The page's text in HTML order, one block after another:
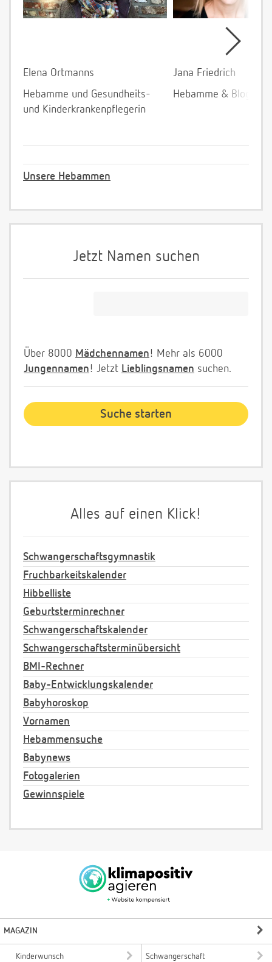
Elena Ortmanns
Hebamme und Gesundheits-
und Kinderkrankenpflegerin
Jana Friedrich
Hebamme &
Unsere Hebammen
Jetzt Namen suchen
Über 8000 Mädchennamen! Mehr als 6000
Jungennamen! Jetzt Lieblingsnamen suchen.
Alles auf einen Klick!
Schwangerschaftsgymnastik
Fruchbarkeitskalender
Hibbelliste
Geburtsterminrechner
Schwangerschaftskalender
Schwangerschaftsterminübersicht
BMI-Rechner
Baby-Entwicklungskalender
Babyhoroskop
Vornamen
Hebammensuche
Babynews
Fotogalerien
Gewinnspiele
MAGAZIN
Kinderwunsch Schwangerschaft